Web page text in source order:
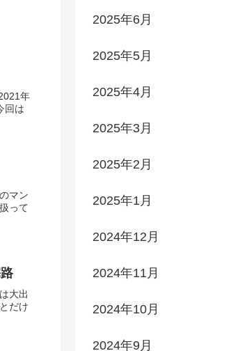
年
回は
マン
って
大出
だけ
2025年6月
2025年5月
2025年4月
2025年3月
2025年2月
2025年1月
2024年12月
2024年11月
2024年10月
2024年9月